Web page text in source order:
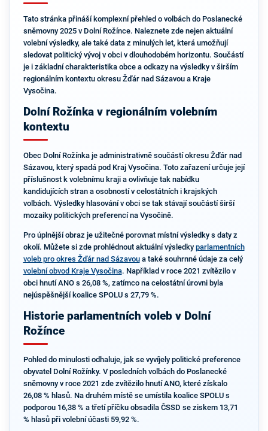
Tato stránka přináší komplexní přehled o volbách do Poslanecké
sněmovny 2025 v Dolní Rožínce. Naleznete zde nejen aktuální
volební výsledky, ale také data z minulých let, která umožňují
sledovat politický vývoj v obci v dlouhodobém horizontu. Součástí
je i základní charakteristika obce a odkazy na výsledky v širším
regionálním kontextu okresu Žďár nad Sázavou a Kraje
Vysočina.
Dolní Rožínka v regionálním volebním
kontextu
Obec Dolní Rožínka je administrativně součástí okresu Žďár nad
Sázavou, který spadá pod Kraj Vysočina. Toto zařazení určuje její
příslušnost k volebnímu kraji a ovlivňuje tak nabídku
kandidujících stran a osobností v celostátních i krajských
volbách. Výsledky hlasování v obci se tak stávají součástí širší
mozaiky politických preferencí na Vysočině.
Pro úplnější obraz je užitečné porovnat místní výsledky s daty z
okolí. Můžete si zde prohlédnout aktuální výsledky parlamentních
voleb pro okres Žďár nad Sázavoua také souhrnné údaje za celý
volební obvod Kraje Vysočina. Například v roce 2021 zvítězilo v
obci hnutí ANO s 26,08 %, zatímco na celostátní úrovni byla
nejúspěšnější koalice SPOLU s 27,79 %.
Historie parlamentních voleb v Dolní
Rožínce
Pohled do minulosti odhaluje, jak se vyvíjely politické preference
obyvatel Dolní Rožínky. V posledních volbách do Poslanecké
sněmovny v roce 2021 zde zvítězilo hnutí ANO, které získalo
26,08 % hlasů. Na druhém místě se umístila koalice SPOLU s
podporou 16,38 % a třetí příčku obsadila ČSSD se ziskem 13,71
% hlasů při volební účasti 59,92 %.